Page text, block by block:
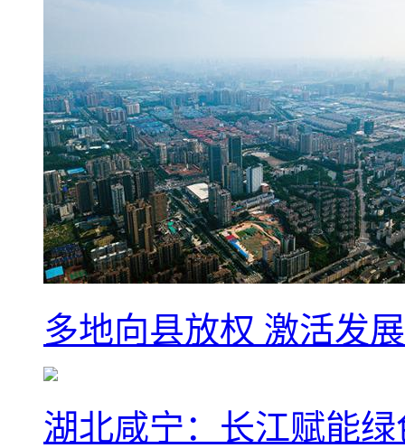
多地向县放权 激活发
湖北咸宁：长江赋能